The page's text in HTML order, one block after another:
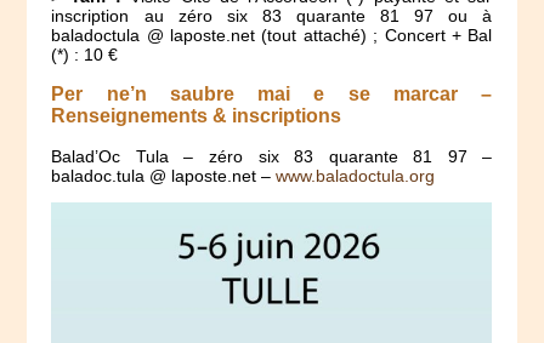
inscription au zéro six 83 quarante 81 97 ou à
baladoctula @ laposte.net (tout attaché) ; Concert + Bal
(*) : 10 €
Per ne’n saubre mai e se marcar –
Renseignements & inscriptions
Balad’Oc Tula – zéro six 83 quarante 81 97 –
baladoc.tula @ laposte.net –www.baladoctula.org